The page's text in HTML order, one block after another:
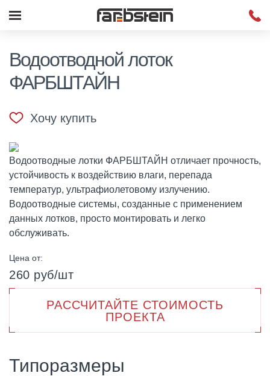
Водоотводной лоток
ФАРБШТАЙН
Хочу купить
Водоотводные лотки ФАРБШТАЙН отличает прочность,
устойчивость к воздействию влаги, перепада
температур, ультрафиолетовому излучению.
Водоотводные системы, созданные с применением
данных лотков, просто монтировать и легко
обслуживать.
Цена от:
260 руб/шт
РАССЧИТАЙТЕ СТОИМОСТЬ
ПРОЕКТА
Типоразмеры